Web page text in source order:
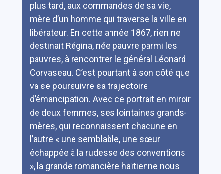
plus tard, aux commandes de sa vie,
mère d’un homme qui traverse la ville en
libérateur. En cette année 1867, rien ne
destinait Régina, née pauvre parmi les
pauvres, à rencontrer le général Léonard
Corvaseau. C’est pourtant à son côté que
va se poursuivre sa trajectoire
d’émancipation. Avec ce portrait en miroir
de deux femmes, ses lointaines grands-
mères, qui reconnaissent chacune en
l’autre « une semblable, une sœur
échappée à la rudesse des conventions
», la grande romancière haïtienne nous